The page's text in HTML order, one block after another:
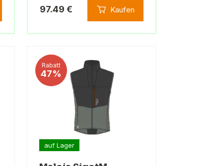
97.49 € Kaufen
Rabatt
47%
auf Lager